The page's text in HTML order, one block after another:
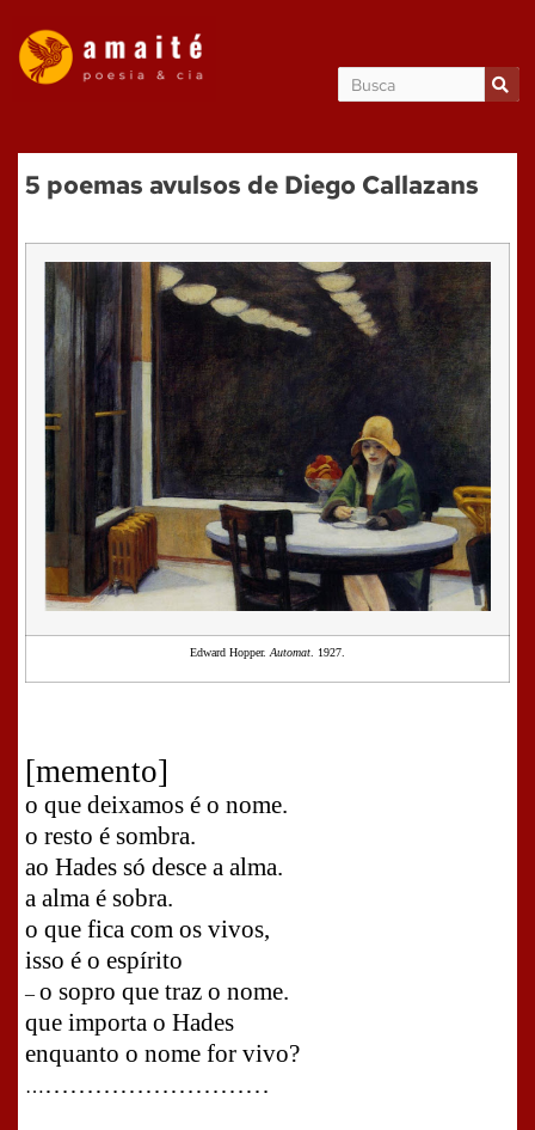
5 poemas avulsos de Diego Callazans
Edward Hopper. Automat . 1927.
[memento]
o que deixamos é o nome.
o resto é sombra.
ao Hades só desce a alma.
a alma é sobra.
o que fica com os vivos,
isso é o espírito
– o sopro que traz o nome.
que importa o Hades
enquanto o nome for vivo?
…………………………